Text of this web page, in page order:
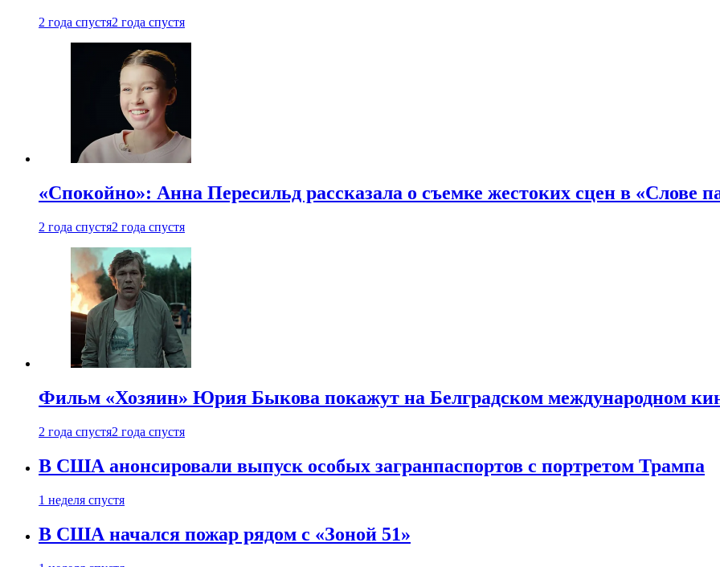
2 года спустя2 года спустя
«Спокойно»: Анна Пересильд рассказала о съемке жестоких сцен в «Слове
2 года спустя2 года спустя
Фильм «Хозяин» Юрия Быкова покажут на Белградском международном
2 года спустя2 года спустя
В США анонсировали выпуск особых загранпаспортов с портретом Трампа
1 неделя спустя
В США начался пожар рядом с «Зоной 51»